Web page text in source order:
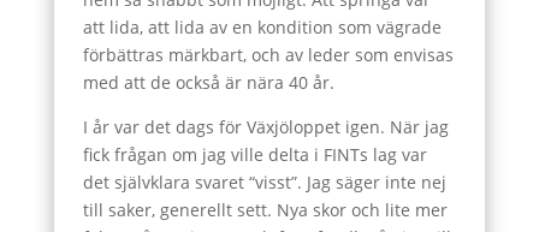
att lida, att lida av en kondition som vägrade
förbättras märkbart, och av leder som envisas
med att de också är nära 40 år.
I år var det dags för Växjöloppet igen. När jag
fick frågan om jag ville delta i FINTs lag var
det självklara svaret “visst”. Jag säger inte nej
till saker, generellt sett. Nya skor och lite mer